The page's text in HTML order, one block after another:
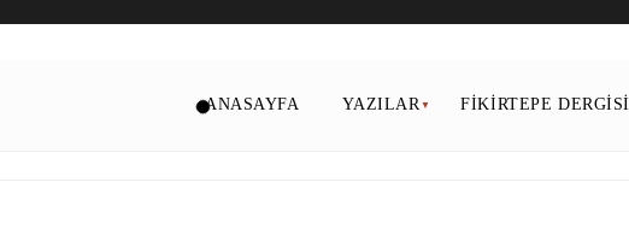
ANASAYFA YAZILAR FIKIRTEPE DERGISI